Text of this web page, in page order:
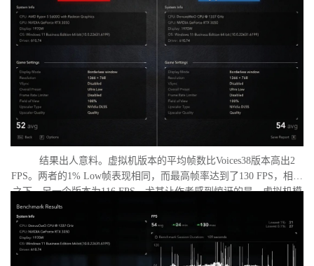
同条件下进行：内存完整性和基于虚拟化的安全性（VBS）均已关
闭，并且两轮测试之间电脑甚至没有重启。
结果出人意料。虚拟机版本的平均帧数比Voices38版本高出2
FPS。两者的1% Low帧表现相同，而最高帧率达到了130 FPS，相比
之下，另一个版本为116 FPS。尤其让作者感到惊讶的是，虚拟机模
式下的优化竟如此之好。从理论上讲，额外的虚拟化层应该会给处
理器带来负担并降低性能，但实际上并没有发生这种情况。